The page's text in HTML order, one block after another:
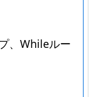
、Whileルー